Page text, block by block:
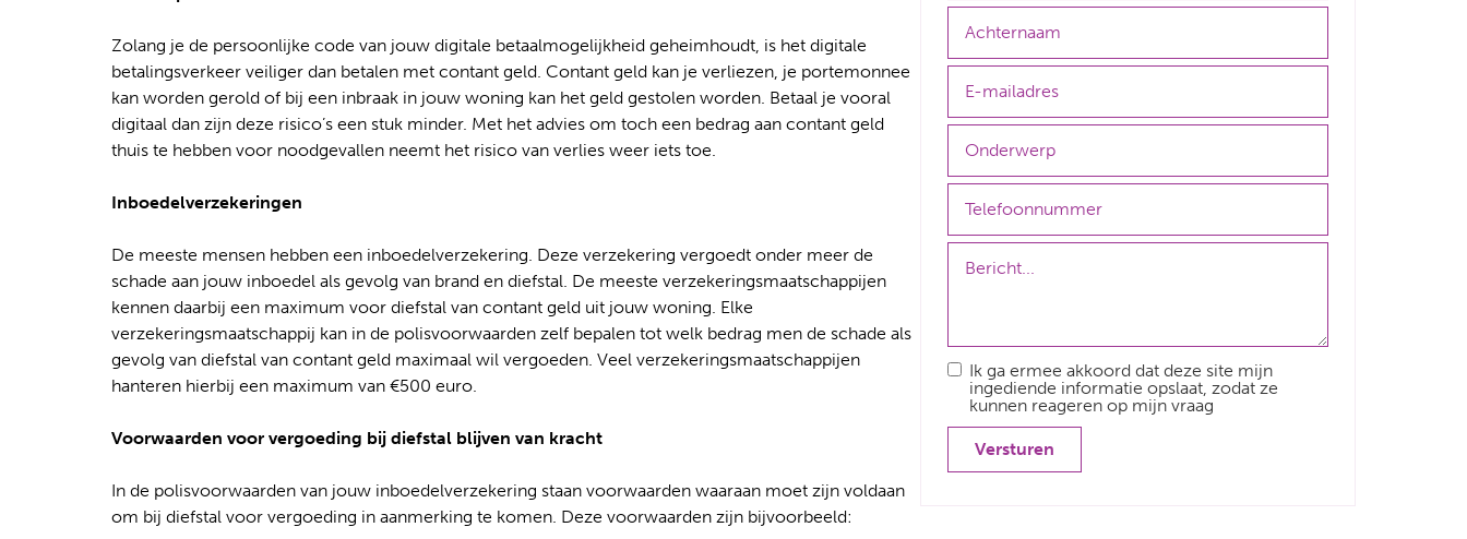
Zolang je de persoonlijke code van jouw digitale betaalmogelijkheid geheimhoudt, is het digitale
betalingsverkeer veiliger dan betalen met contant geld. Contant geld kan je verliezen, je portemonnee
kan worden gerold of bij een inbraak in jouw woning kan het geld gestolen worden. Betaal je vooral
digitaal dan zijn deze risico’s een stuk minder. Met het advies om toch een bedrag aan contant geld
thuis te hebben voor noodgevallen neemt het risico van verlies weer iets toe.
Inboedelverzekeringen
De meeste mensen hebben een inboedelverzekering. Deze verzekering vergoedt onder meer de
schade aan jouw inboedel als gevolg van brand en diefstal. De meeste verzekeringsmaatschappijen
kennen daarbij een maximum voor diefstal van contant geld uit jouw woning. Elke
verzekeringsmaatschappij kan in de polisvoorwaarden zelf bepalen tot welk bedrag men de schade als
gevolg van diefstal van contant geld maximaal wil vergoeden. Veel verzekeringsmaatschappijen
hanteren hierbij een maximum van €500 euro.
Voorwaarden voor vergoeding bij diefstal blijven van kracht
In de polisvoorwaarden van jouw inboedelverzekering staan voorwaarden waaraan moet zijn voldaan
om bij diefstal voor vergoeding in aanmerking te komen. Deze voorwaarden zijn bijvoorbeeld:
Ik ga ermee akkoord dat deze site mijn
ingediende informatie opslaat, zodat ze
kunnen reageren op mijn vraag
Versturen